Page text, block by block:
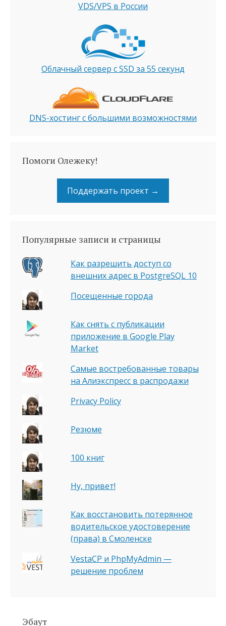
VDS/VPS в России
Облачный сервер с SSD за 55 секунд
DNS-хостинг с большими возможностями
Помоги Олежеку!
Поддержать проект →
Популярные записи и страницы
Как разрешить доступ со
внешних адрес в PostgreSQL 10
Посещенные города
Как снять с публикации
приложение в Google Play
Market
Самые востребованные товары
на Алиэкспресс в распродажи
Privacy Policy
Резюме
100 книг
Ну, привет!
Как восстановить потерянное
водительское удостоверение
(права) в Смоленске
VestaCP и PhpMyAdmin —
решение проблем
Эбаут